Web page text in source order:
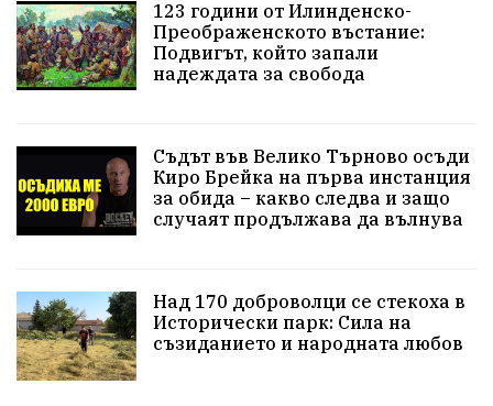
123 години от Илинденско-
Преображенското въстание:
Подвигът, който запали
надеждата за свобода
Съдът във Велико Търново осъди
Киро Брейка на първа инстанция
за обида – какво следва и защо
случаят продължава да вълнува
Над 170 доброволци се стекоха в
Исторически парк: Сила на
съзиданието и народната любов